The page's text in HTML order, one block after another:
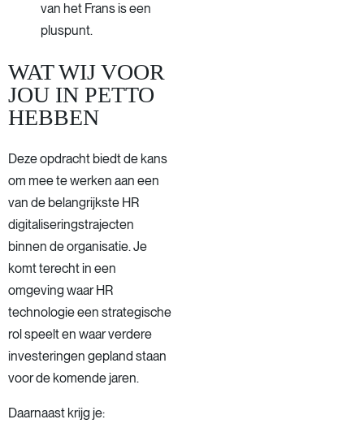
van het Frans is een
pluspunt.
WAT WIJ VOOR
JOU IN PETTO
HEBBEN
Deze opdracht biedt de kans
om mee te werken aan een
van de belangrijkste HR
digitaliseringstrajecten
binnen de organisatie. Je
komt terecht in een
omgeving waar HR
technologie een strategische
rol speelt en waar verdere
investeringen gepland staan
voor de komende jaren.
Daarnaast krijg je: